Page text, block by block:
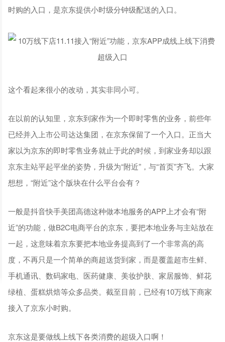
时购的入口，是京东提供小时级分钟级配送的入口。
这个看起来很小的改动，其实非同小可。
在以前的认知里，京东到家作为一个即时零售的业务，前些年
已经并入上市公司达达集团，在京东保留了一个入口。正当大
家以为京东的即时零售业务就止于此的时候，到家业务却以跟
京东主站平起平坐的姿势，升级为“附近”，与“首页”齐飞。大家
想想，“附近”这个版块在什么平台会有？
一般是抖音快手美团高德这种做本地服务的APP上才会有“附
近”的功能，做B2C电商平台的京东，要把本地业务与主站放在
一起，这意味着京东要把本地业务提高到了一个非常高的高
度，不再只是一个简单的商超送货到家，而是覆盖超市生鲜、
手机通讯、数码家电、医药健康、美妆护肤、家居服饰、鲜花
绿植、蛋糕烘焙等众多品类。截至目前，已经有10万线下商家
接入了京东小时购。
京东这是要做线上线下各类消费的超级入口啊！